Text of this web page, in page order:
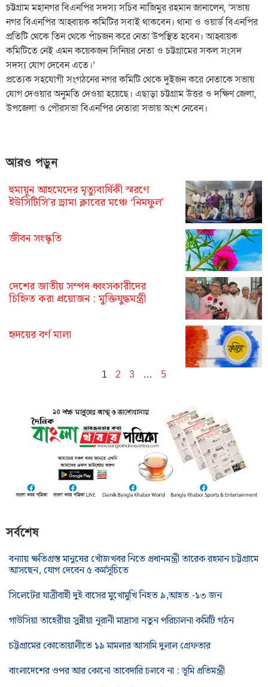
চট্টগ্রাম মহানগর বিএনপির সদস্য সচিব নাজিমুর রহমান জানালেন, ‘সভায়
নগর বিএনপির আহ্বায়ক কমিটির সবাই থাকবেন। থানা ও ওয়ার্ড বিএনপির
প্রতিটি থেকে তিন থেকে পাঁচজন করে নেতা উপস্থিত হবেন। আহ্বায়ক
কমিটিতে নেই এমন কয়েকজন সিনিয়র নেতা ও চট্টগ্রামের সকল সংসদ
সদস্য যোগ দেবেন এতে।’
প্রত্যেক সহযোগী সংগঠনের নগর কমিটি থেকে দুইজন করে নেতাকে সভায়
যোগ দেওয়ার অনুমতি দেওয়া হয়েছে। এছাড়া চট্টগ্রাম উত্তর ও দক্ষিণ জেলা,
উপজেলা ও পৌরসভা বিএনপির নেতারা সভায় অংশ নেবেন।
আরও পড়ুন
হুমায়ূন আহমেদের মৃত্যুবার্ষিকী স্মরণে
ইউসিটিসি’র ড্রামা ক্লাবের মঞ্চে ‘নিমফুল’
জীবন সংস্কৃতি
দেশের জাতীয় সম্পদ ধ্বংসকারীদের
চিহ্নিত করা প্রয়োজন : মুক্তিযুদ্ধমন্ত্রী
হৃদয়ের বর্ণ মালা
1 2 3 … 5
সর্বশেষ
বন্যায় ক্ষতিগ্রস্ত মানুষের খোঁজখবর নিতে প্রধানমন্ত্রী তারেক রহমান চট্টগ্রামে
আসছেন, যোগ দেবেন ৫ কর্মসূচিতে
সিলেটের যাত্রীবাহী দুই বাসের মুখোমুখি নিহত ৯,আহত -১৩ জন
গাউসিয়া তাহেরীয়া সুন্নীয়া নূরানী মাদ্রাসা নতুন পরিচালনা কমিটি গঠন
চট্টগ্রামের কোতোয়ালীতে ১৯ মামলার আসামি দুলাল গ্রেফতার
বাংলাদেশের ওপর আর কোনো তাবেদারি চলবে না : ভূমি প্রতিমন্ত্রী